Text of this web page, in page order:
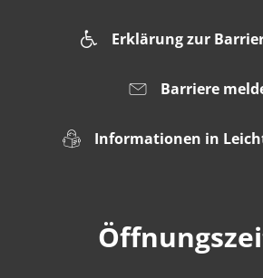
Erklärung zur
Barriere
Informationen in